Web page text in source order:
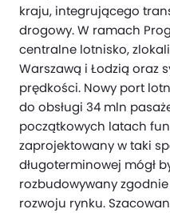
kraju, integrującego
drogowy. W ramach
centralne lotnisko,
Warszawą i Łodzią oraz
prędkości. Nowy port
do obsługi 34 mln
początkowych latach
zaprojektowany w taki
długoterminowej mógł
rozbudowywany
rozwoju rynku.